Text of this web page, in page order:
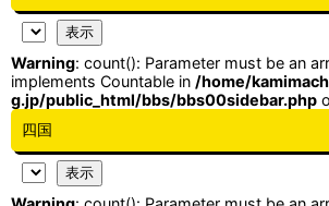
Warning: count(): Parameter must be an
implements Countable in /home/
g.jp/public_html/bbs/bbs00sidebar.php
四国